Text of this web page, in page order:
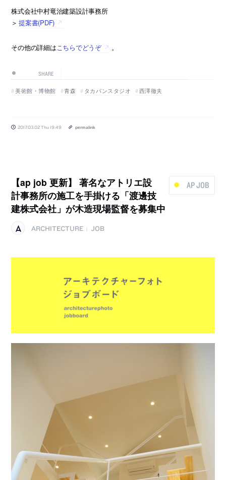
株式会社中村竜治建築設計事務所
＞ 提案書(PDF)
その他の詳細はこちらでどうぞ 。
SHARE
美術館・博物館 青森 タカバンスタジオ 西澤徹夫
2017.03.02 Thu 19:49 permalink
AP JOB
【ap job 更新】 著名なアトリエ設
計事務所の施工を手掛ける「渡邊技
建株式会社」が木造現場監督を募集中
ARCHITECTURE JOB